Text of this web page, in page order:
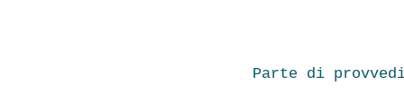
Parte di